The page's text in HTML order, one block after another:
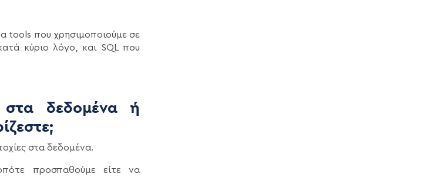
tools που χρησιμοποιούμε σε
κύριο λόγο, και SQL που
δεδομένα ή
στα δεδομένα.
προσπαθούμε είτε να